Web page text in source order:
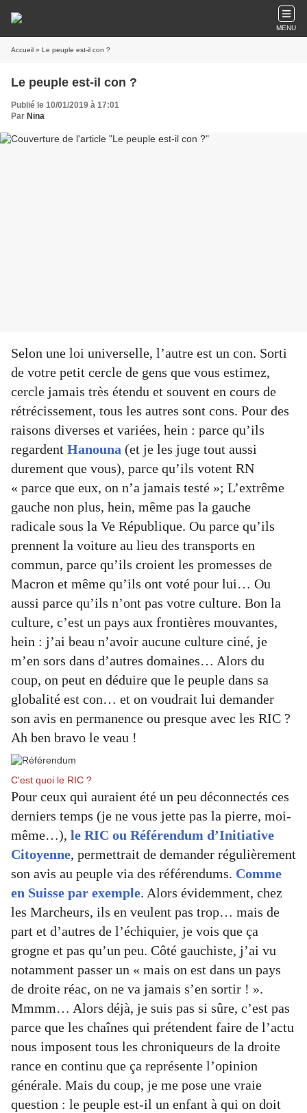
MENU
Accueil » Le peuple est-il con ?
Le peuple est-il con ?
Publié le 10/01/2019 à 17:01
Par Nina
Selon une loi universelle, l’autre est un con. Sorti
de votre petit cercle de gens que vous estimez,
cercle jamais très étendu et souvent en cours de
rétrécissement, tous les autres sont cons. Pour des
raisons diverses et variées, hein : parce qu’ils
regardent Hanouna (et je les juge tout aussi
durement que vous), parce qu’ils votent RN
« parce que eux, on n’a jamais testé »; L’extrême
gauche non plus, hein, même pas la gauche
radicale sous la Ve République. Ou parce qu’ils
prennent la voiture au lieu des transports en
commun, parce qu’ils croient les promesses de
Macron et même qu’ils ont voté pour lui… Ou
aussi parce qu’ils n’ont pas votre culture. Bon la
culture, c’est un pays aux frontières mouvantes,
hein : j’ai beau n’avoir aucune culture ciné, je
m’en sors dans d’autres domaines… Alors du
coup, on peut en déduire que le peuple dans sa
globalité est con… et on voudrait lui demander
son avis en permanence ou presque avec les RIC ?
Ah ben bravo le veau !
C'est quoi le RIC ?
Pour ceux qui auraient été un peu déconnectés ces
derniers temps (je ne vous jette pas la pierre, moi-
même…), le RIC ou Référendum d’Initiative
Citoyenne, permettrait de demander régulièrement
son avis au peuple via des référendums. Comme
en Suisse par exemple. Alors évidemment, chez
les Marcheurs, ils en veulent pas trop… mais de
part et d’autres de l’échiquier, je vois que ça
grogne et pas qu’un peu. Côté gauchiste, j’ai vu
notamment passer un « mais on est dans un pays
de droite réac, on ne va jamais s’en sortir ! ».
Mmmm… Alors déjà, je suis pas si sûre, c’est pas
parce que les chaînes qui prétendent faire de l’actu
nous imposent tous les chroniqueurs de la droite
rance en continu que ça représente l’opinion
générale. Mais du coup, je me pose une vraie
question : le peuple est-il un enfant à qui on doit